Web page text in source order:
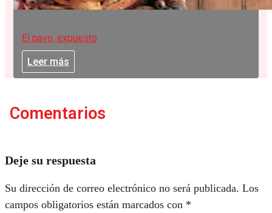
El pavo, expuesto
Leer más
Comentarios
Deje su respuesta
Su dirección de correo electrónico no será publicada. Los
campos obligatorios están marcados con *